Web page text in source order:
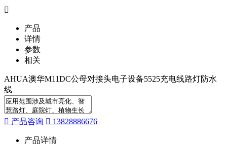
产品
详情
参数
相关
AHUA澳华M11DC公母对接头电子设备5525充电线路灯防水
线
产品咨询 13828886676
产品详情